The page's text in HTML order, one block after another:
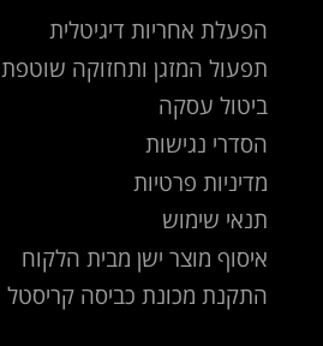
הפעלת אחריות דיגיטלית
תפעול המזגן ותחזוקה שוטפת
ביטול עסקה
הסדרי נגישות
מדיניות פרטיות
תנאי שימוש
איסוף מוצר ישן מבית הלקוח
התקנת מכונת כביסה קריסטל